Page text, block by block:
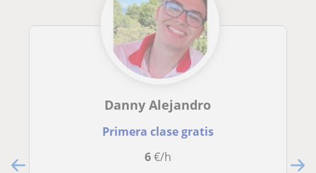
Danny Alejandro
Primera clase gratis
6€/h